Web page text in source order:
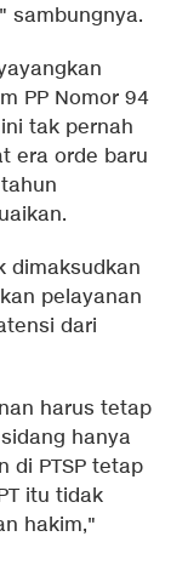
sambungnya.
PP Nomor 94
tak pernah
era orde baru
dimaksudkan
pelayanan
dari
harus tetap
hanya
di PTSP tetap
itu tidak
hakim,"